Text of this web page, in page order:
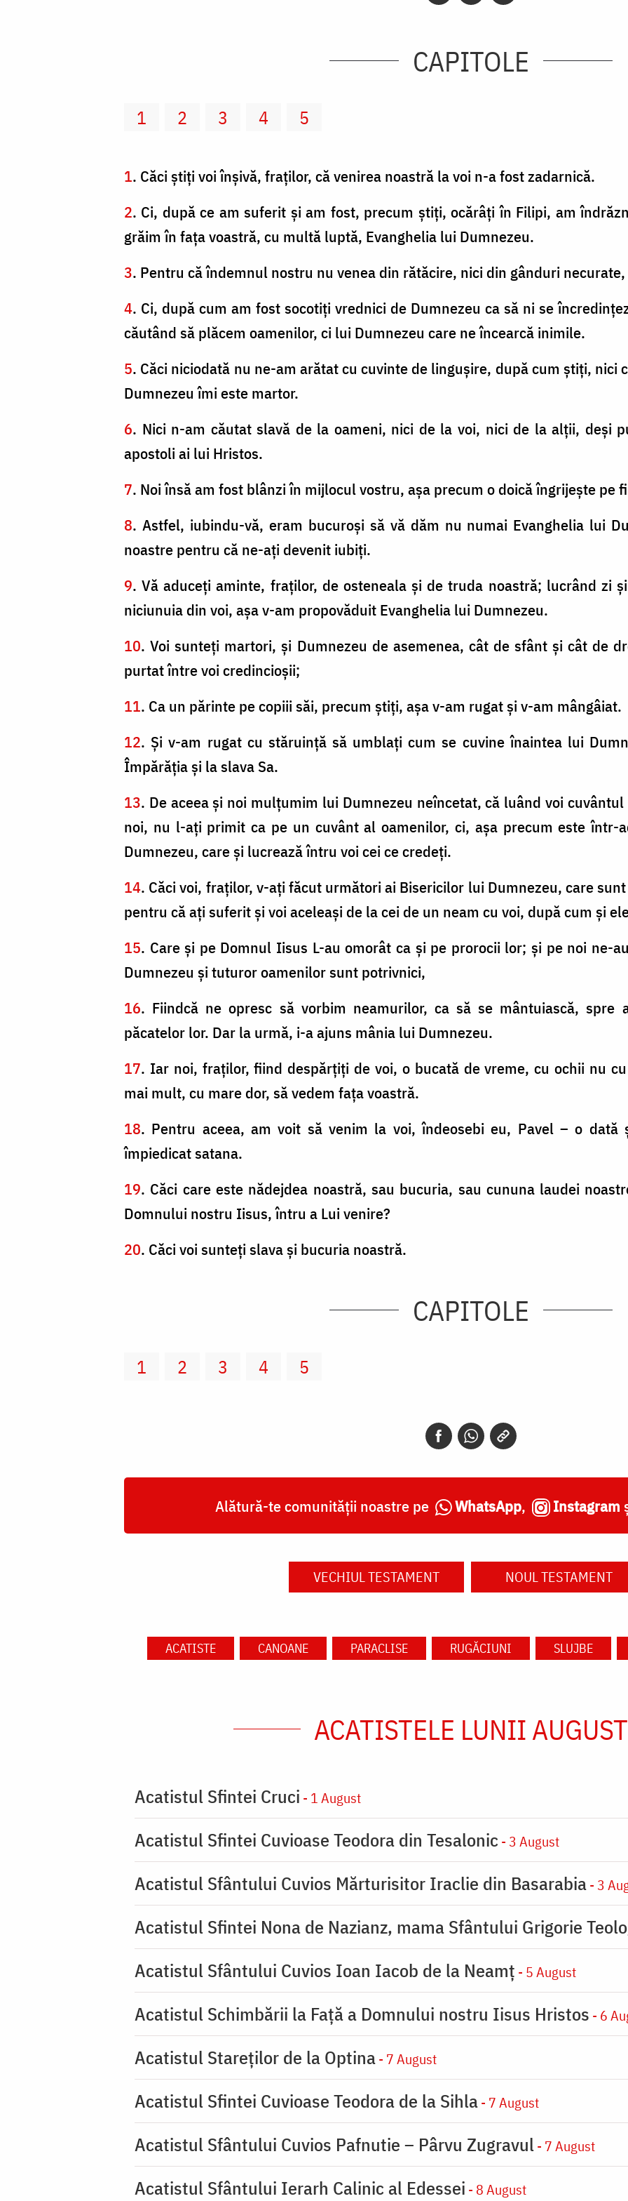
CAPITOLE
1 2 3 4 5
1. Căci ştiţi voi înşivă, fraţilor, că venirea noastră la voi n-a fost zadarnică.
2. Ci, după ce am suferit şi am fost, precum ştiţi, ocărâţi în Filipi, am
grăim în faţa voastră, cu multă luptă, Evanghelia lui Dumnezeu.
3. Pentru că îndemnul nostru nu venea din rătăcire, nici din gânduri
4. Ci, după cum am fost socotiţi vrednici de Dumnezeu ca să ni se
căutând să plăcem oamenilor, ci lui Dumnezeu care ne încearcă inimile.
5. Căci niciodată nu ne-am arătat cu cuvinte de linguşire, după cum ştiţi, nici
Dumnezeu îmi este martor.
6. Nici n-am căutat slavă de la oameni, nici de la voi, nici de la alţii, deşi
apostoli ai lui Hristos.
7. Noi însă am fost blânzi în mijlocul vostru, aşa precum o doică îngrijeşte pe
8. Astfel, iubindu-vă, eram bucuroşi să vă dăm nu numai Evanghelia lui
noastre pentru că ne-aţi devenit iubiţi.
9. Vă aduceţi aminte, fraţilor, de osteneala şi de truda noastră; lucrând zi
niciunuia din voi, aşa v-am propovăduit Evanghelia lui Dumnezeu.
10. Voi sunteţi martori, şi Dumnezeu de asemenea, cât de sfânt şi cât de
purtat între voi credincioşii;
11. Ca un părinte pe copiii săi, precum ştiţi, aşa v-am rugat şi v-am mângâiat.
12. Şi v-am rugat cu stăruinţă să umblaţi cum se cuvine înaintea lui
Împărăţia şi la slava Sa.
13. De aceea şi noi mulţumim lui Dumnezeu neîncetat, că luând voi
noi, nu l-aţi primit ca pe un cuvânt al oamenilor, ci, aşa precum este într-
Dumnezeu, care şi lucrează întru voi cei ce credeţi.
14. Căci voi, fraţilor, v-aţi făcut următori ai Bisericilor lui Dumnezeu, care
pentru că aţi suferit şi voi aceleaşi de la cei de un neam cu voi, după cum şi
15. Care şi pe Domnul Iisus L-au omorât ca şi pe prorocii lor; şi pe noi ne-
Dumnezeu şi tuturor oamenilor sunt potrivnici,
16. Fiindcă ne opresc să vorbim neamurilor, ca să se mântuiască, spre
păcatelor lor. Dar la urmă, i-a ajuns mânia lui Dumnezeu.
17. Iar noi, fraţilor, fiind despărţiţi de voi, o bucată de vreme, cu ochii nu
mai mult, cu mare dor, să vedem faţa voastră.
18. Pentru aceea, am voit să venim la voi, îndeosebi eu, Pavel – o
împiedicat satana.
19. Căci care este nădejdea noastră, sau bucuria, sau cununa laudei
Domnului nostru Iisus, întru a Lui venire?
20. Căci voi sunteţi slava şi bucuria noastră.
CAPITOLE
1 2 3 4 5
Alătură-te comunității noastre pe WhatsApp, Instagram
VECHIUL TESTAMENT NOUL TESTAMENT
ACATISTE CANOANE PARACLISE RUGĂCIUNI SLUJBE
ACATISTELE LUNII AUGUST
Acatistul Sfintei Cruci - 1 August
Acatistul Sfintei Cuvioase Teodora din Tesalonic - 3 August
Acatistul Sfântului Cuvios Mărturisitor Iraclie din Basarabia- 3
Acatistul Sfintei Nona de Nazianz, mama Sfântului Grigorie
Acatistul Sfântului Cuvios Ioan Iacob de la Neamț - 5 August
Acatistul Schimbării la Faţă a Domnului nostru Iisus Hristos - 6
Acatistul Stareţilor de la Optina- 7 August
Acatistul Sfintei Cuvioase Teodora de la Sihla- 7 August
Acatistul Sfântului Cuvios Pafnutie – Pârvu Zugravul - 7 August
Acatistul Sfântului Ierarh Calinic al Edessei - 8 August